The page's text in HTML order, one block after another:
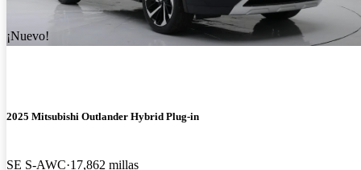
¡Nuevo!
2025 Mitsubishi Outlander Hybrid Plug-in
SE S-AWC 17,862 millas